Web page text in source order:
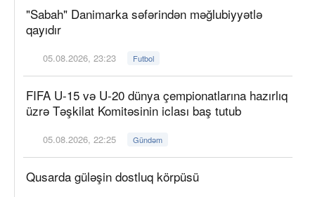
"Sabah" Danimarka səfərindən məğlubiyyətlə
qayıdır
05.08.2026, 23:23 Futbol
FIFA U-15 və U-20 dünya çempionatlarına hazırlıq
üzrə Təşkilat Komitəsinin iclası baş tutub
05.08.2026, 22:25 Gündəm
Qusarda güləşin dostluq körpüsü